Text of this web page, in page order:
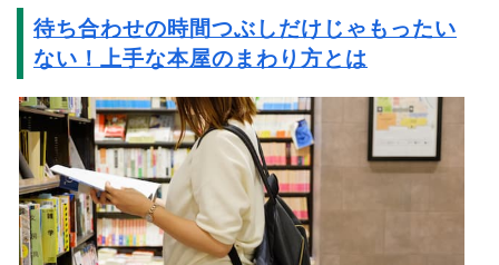
待ち合わせの時間つぶしだけじゃもったい
ない！上手な本屋のまわり方とは